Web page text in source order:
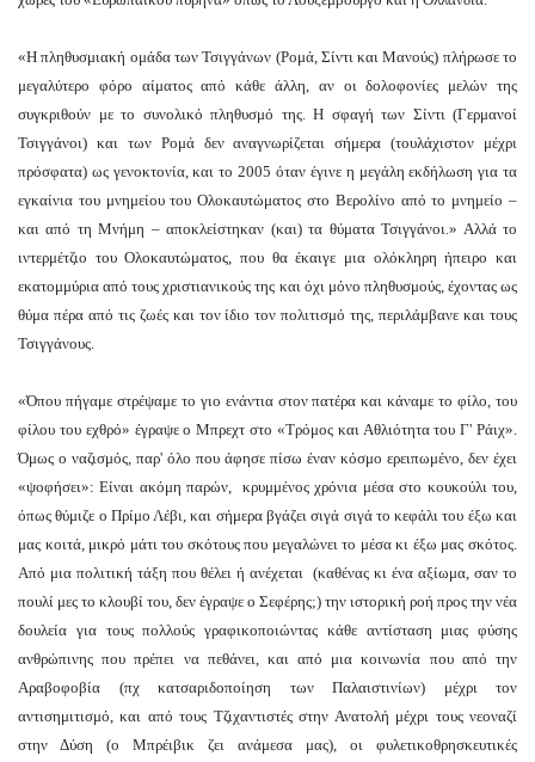
«Η πληθυσμιακή ομάδα των Τσιγγάνων (Ρομά, Σίντι και Μανούς) πλήρωσε το
μεγαλύτερο φόρο αίματος από κάθε άλλη, αν οι δολοφονίες μελών της
συγκριθούν με το συνολικό πληθυσμό της. H σφαγή των Σίντι (Γερμανοί
Τσιγγάνοι) και των Ρομά δεν αναγνωρίζεται σήμερα (τουλάχιστον μέχρι
πρόσφατα) ως γενοκτονία, και το 2005 όταν έγινε η μεγάλη εκδήλωση για τα
εγκαίνια του μνημείου του Ολοκαυτώματος στο Βερολίνο από το μνημείο –
και από τη Μνήμη – αποκλείστηκαν (και) τα θύματα Τσιγγάνοι.» Αλλά το
ιντερμέτζιο του Ολοκαυτώματος, που θα έκαιγε μια ολόκληρη ήπειρο και
εκατομμύρια από τους χριστιανικούς της και όχι μόνο πληθυσμούς, έχοντας ως
θύμα πέρα από τις ζωές και τον ίδιο τον πολιτισμό της, περιλάμβανε και τους
Τσιγγάνους.
«Όπου πήγαμε στρέψαμε το γιο ενάντια στον πατέρα και κάναμε το φίλο, του
φίλου του εχθρό» έγραψε ο Μπρεχτ στο «Τρόμος και Αθλιότητα του Γ' Ράιχ».
Όμως ο ναζισμός, παρ' όλο που άφησε πίσω έναν κόσμο ερειπωμένο, δεν έχει
«ψοφήσει»: Είναι ακόμη παρών, κρυμμένος χρόνια μέσα στο κουκούλι του,
όπως θύμιζε ο Πρίμο Λέβι, και σήμερα βγάζει σιγά σιγά το κεφάλι του έξω και
μας κοιτά, μικρό μάτι του σκότους που μεγαλώνει το μέσα κι έξω μας σκότος.
Από μια πολιτική τάξη που θέλει ή ανέχεται (καθένας κι ένα αξίωμα, σαν το
πουλί μες το κλουβί του, δεν έγραψε ο Σεφέρης;) την ιστορική ροή προς την νέα
δουλεία για τους πολλούς γραφικοποιώντας κάθε αντίσταση μιας φύσης
ανθρώπινης που πρέπει να πεθάνει, και από μια κοινωνία που από την
Αραβοφοβία (πχ κατσαριδοποίηση των Παλαιστινίων) μέχρι τον
αντισημιτισμό, και από τους Τζιχαντιστές στην Ανατολή μέχρι τους νεοναζί
στην Δύση (ο Μπρέιβικ ζει ανάμεσα μας), οι φυλετικοθρησκευτικές